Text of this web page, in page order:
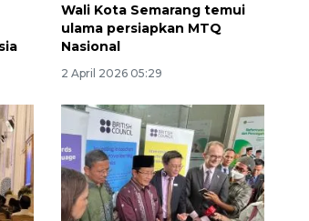
Wali Kota Semarang temui
ulama persiapkan MTQ
Nasional
2 April 2026 05:29
08-07 13:45:00